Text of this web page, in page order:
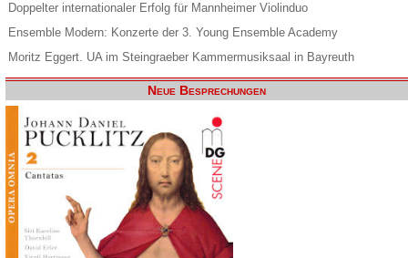
Doppelter internationaler Erfolg für Mannheimer Violinduo
Ensemble Modern: Konzerte der 3. Young Ensemble Academy
Moritz Eggert. UA im Steingraeber Kammermusiksaal in Bayreuth
Neue Besprechungen